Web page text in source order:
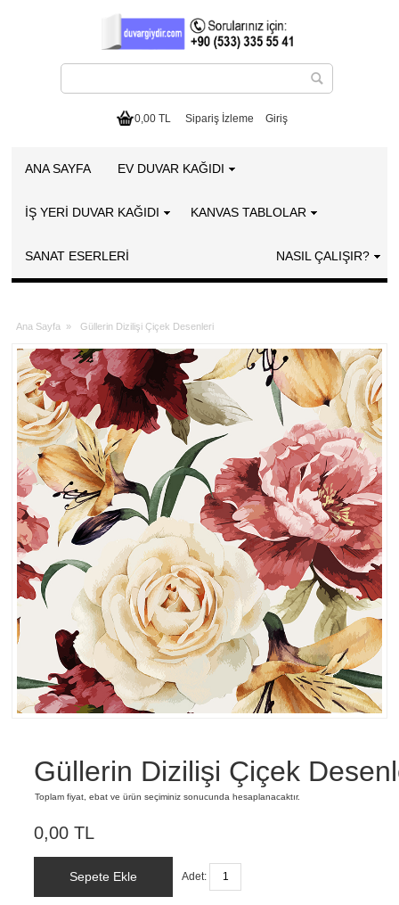
0,00 TL Sipariş İzleme Giriş
ANA SAYFA EV DUVAR KAĞIDI
İŞ YERİ DUVAR KAĞIDI KANVAS TABLOLAR
SANAT ESERLERI NASIL ÇALIŞIR?
Ana Sayfa » Güllerin Dizilişi Çiçek Desenleri
Güllerin Dizilişi Çiçek
Toplam fiyat, ebat ve ürün seçiminiz sonucunda hesaplanacaktır.
0,00 TL
Sepete Ekle Adet: